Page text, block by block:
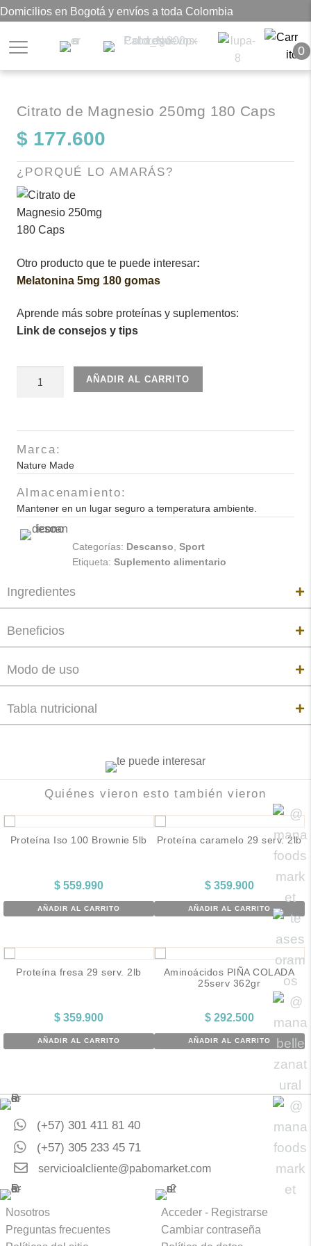
Domicilios en Bogotá y envíos a toda Colombia
0
Citrato de Magnesio 250mg 180 Caps
$ 177.600
¿PORQUÉ LO AMARÁS?
Otro producto que te puede interesar:
Melatonina 5mg 180 gomas
Aprende más sobre proteínas y suplementos:
Link de consejos y tips
180
Caps
AÑADIR AL CARRITO
Marca:
Nature Made
Almacenamiento:
Mantener en un lugar seguro a temperatura ambiente.
Categorías: Descanso Sport
Etiqueta: Suplemento alimentario
Ingredientes
Beneficios
Modo de uso
Tabla nutricional
Quiénes vieron esto también vieron
Proteína Iso 100 Brownie 5lb
$559.990
AÑADIR AL CARRITO
Proteína caramelo 29 serv. 2lb
$359.900
AÑADIR AL CARRITO
Proteína fresa 29 serv. 2lb
$359.900
AÑADIR AL CARRITO
Aminoácidos PIÑA COLADA
25serv 362gr
$292.500
AÑADIR AL CARRITO
(+57) 301 411 81 40
(+57) 305 233 45 71
servicioalcliente@pabomarket.com
Nosotros
Preguntas frecuentes
Acceder - Registrarse
Cambiar contraseña